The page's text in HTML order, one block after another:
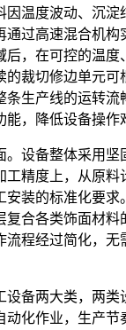
温度波动、沉
过高速混合机
，在可控的温
裁切修边单元
生产线的运转
，降低设备操作
设备整体采用
精度上，从原
装的标准化要
合各类饰面材
程经过简化，
备两大类，两
化作业，生产